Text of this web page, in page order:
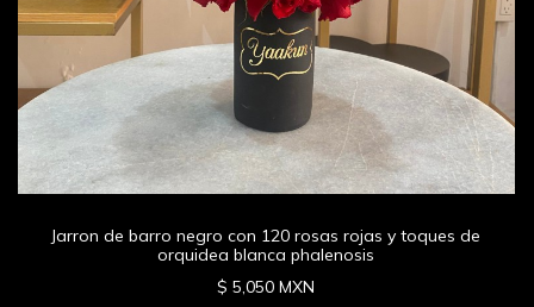
Jarron de barro negro con 120 rosas rojas y toques de
orquidea blanca phalenosis
$ 5,050 MXN